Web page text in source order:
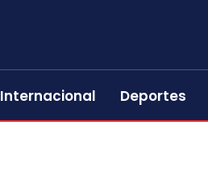
Internacional Deportes